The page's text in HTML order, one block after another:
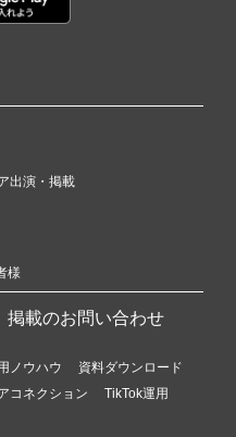
出演・掲載
様
掲載のお問い合わせ
ノウハウ
資料ダウンロード
コネクション
TikTok運用